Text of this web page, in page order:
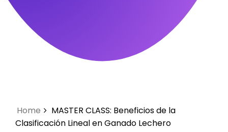
Home
MASTER CLASS: Beneficios de la
Clasificación Lineal en Ganado Lechero